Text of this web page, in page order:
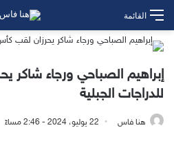
القائمة
إبراهيم الصباحي ورجاء
للدراجات الجبلية
هنا فاس 22 يوليو، 2024 - 2:46 مساءً